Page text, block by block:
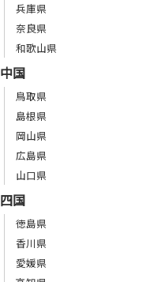
兵庫県
奈良県
和歌山県
中国
鳥取県
島根県
岡山県
広島県
山口県
四国
徳島県
香川県
愛媛県